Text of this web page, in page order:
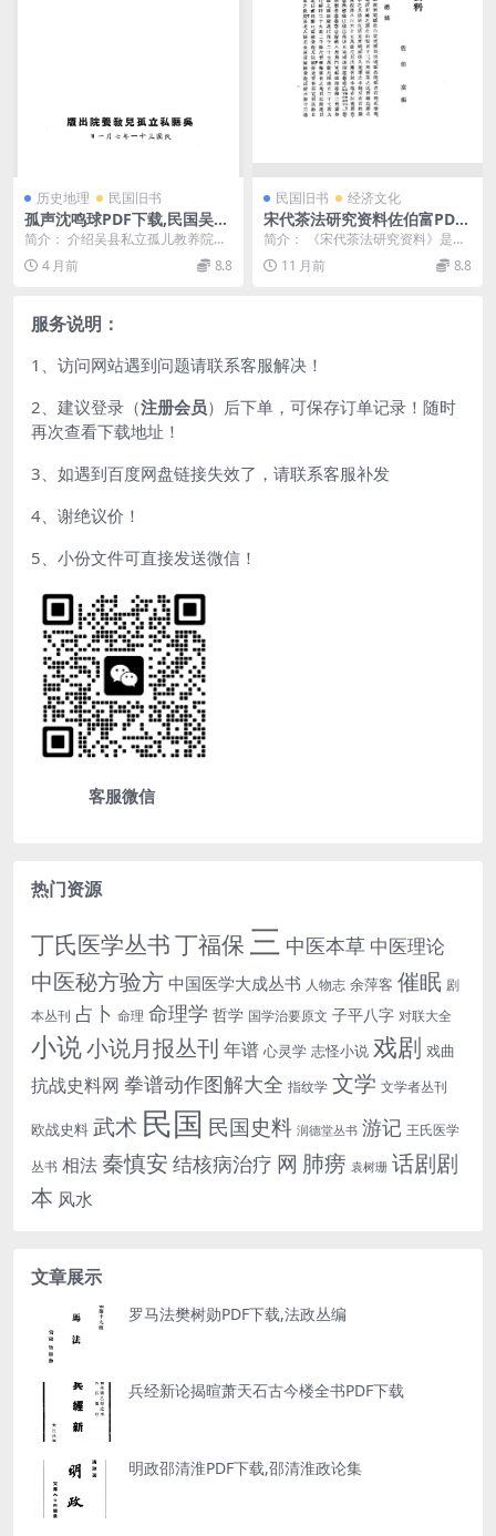
历史地理 民国旧书
孤声沈鸣球PDF下载,民国吴县
私立孤儿教养院研究史料
简介： 介绍吴县私立孤儿教养院的
概况。书前有发起人名录、前言、
题词等 截图： 目...
4 月前 8.8
民国旧书 经济文化
宋代茶法研究资料佐伯富PDF
下载,宋代茶法研究史料
简介： 《宋代茶法研究资料》是民
国时期由日本学者主导的重要学术
成果，通过双语编撰...
11 月前 8.8
服务说明：
1、访问网站遇到问题请联系客服解决！
2、建议登录（注册会员）后下单，可保存订单记录！随时
再次查看下载地址！
3、如遇到百度网盘链接失效了，请联系客服补发
4、谢绝议价！
5、小份文件可直接发送微信！
客服微信
热门资源
丁氏医学丛书丁福保 三 中医本草 中医理论
中医秘方验方 中国医学大成丛书 人物志 余萍客 催眠 剧
本丛刊 占卜 命理 命理学 哲学 国学治要原文 子平八字 对联大全
小说小说月报丛刊 年谱 心灵学 志怪小说 戏剧 戏曲
抗战史料网 拳谱动作图解大全 指纹学 文学 文学者丛刊
欧战史料 武术 民国 民国史料 润德堂丛书 游记 王氏医学
丛书 相法 秦慎安 结核病治疗 网 肺痨 袁树珊 话剧剧
本 风水
文章展示
罗马法樊树勋PDF下载,法政丛编
兵经新论揭暄萧天石古今楼全书PDF下载
明政邵清淮PDF下载,邵清淮政论集